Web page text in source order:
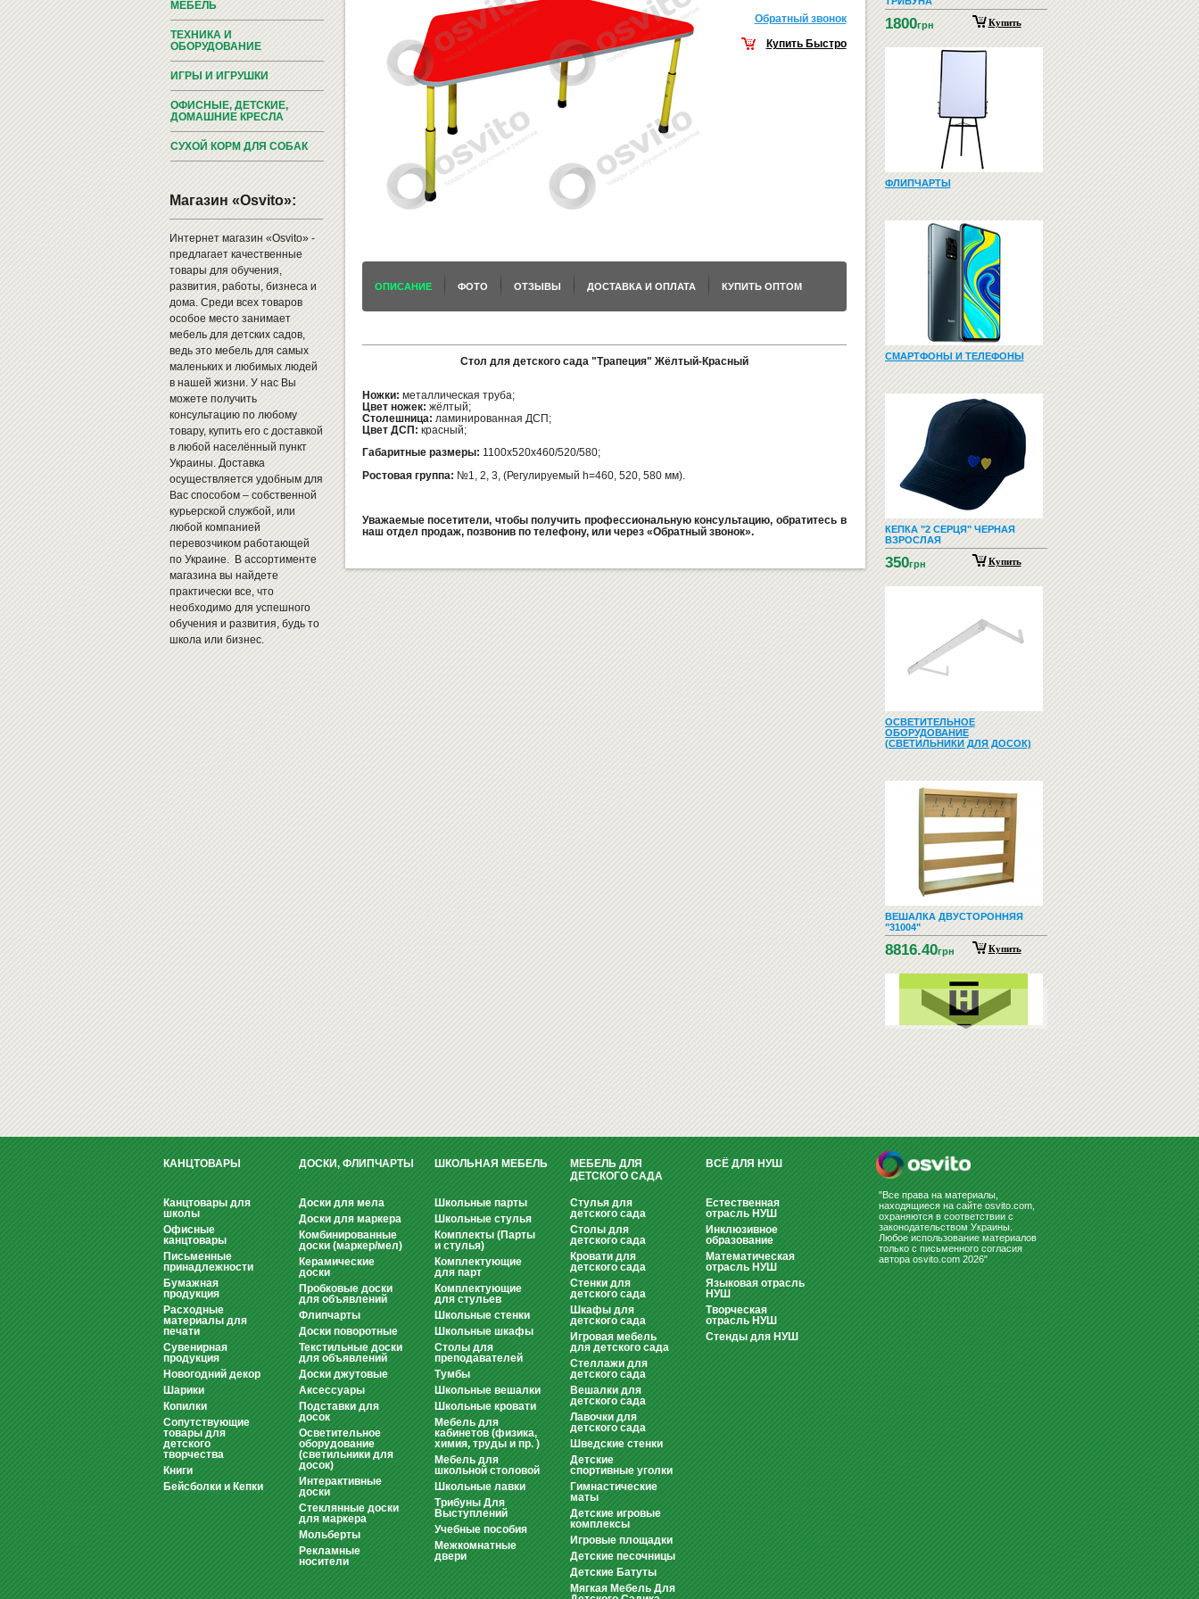
МЕБЕЛЬ
ТЕХНИКА И
ОБОРУДОВАНИЕ
ИГРЫ И ИГРУШКИ
ОФИСНЫЕ, ДЕТСКИЕ,
ДОМАШНИЕ КРЕСЛА
СУХОЙ КОРМ ДЛЯ СОБАК
Магазин «Osvito»:
Интернет магазин «Osvito» -
предлагает качественные
товары для обучения,
развития, работы, бизнеса и
дома. Среди всех товаров
особое место занимает
мебель для детских садов,
ведь это мебель для самых
маленьких и любимых людей
в нашей жизни. У нас Вы
можете получить
консультацию по любому
товару, купить его с доставкой
в любой населённый пункт
Украины. Доставка
осуществляется удобным для
Вас способом – собственной
курьерской службой, или
любой компанией
перевозчиком работающей
по Украине. В ассортименте
магазина вы найдете
практически все, что
необходимо для успешного
обучения и развития, будь то
школа или бизнес.
Обратный звонок
Купить Быстро
ОПИСАНИЕ ФОТО ОТЗЫВЫ ДОСТАВКА И ОПЛАТА КУПИТЬ ОПТОМ
Стол для детского сада "Трапеция" Жёлтый-Красный
Ножки: металлическая труба;
Цвет ножек: жёлтый;
Столешница: ламинированная ДСП;
Цвет ДСП: красный;
Габаритные размеры: 1100х520х460/520/580;
Ростовая группа: №1, 2, 3, (Регулируемый h=460, 520, 580 мм).
Уважаемые посетители, чтобы получить профессиональную консультацию, обратитесь в
наш отдел продаж, позвонив по телефону, или через «Обратный звонок».
1800грн Купить
ФЛИПЧАРТЫ
СМАРТФОНЫ И ТЕЛЕФОНЫ
КЕПКА "2 СЕРЦЯ" ЧЕРНАЯ
ВЗРОСЛАЯ
350грн Купить
ОСВЕТИТЕЛЬНОЕ
ОБОРУДОВАНИЕ
(СВЕТИЛЬНИКИ ДЛЯ ДОСОК)
ВЕШАЛКА ДВУСТОРОННЯЯ
"31004"
8816.40грн Купить
КАНЦТОВАРЫ
Канцтовары для
школы
Офисные
канцтовары
Письменные
принадлежности
Бумажная
продукция
Расходные
материалы для
печати
Сувенирная
продукция
Новогодний декор
Шарики
Копилки
Сопутствующие
товары для
детского
творчества
Книги
Бейсболки и Кепки
ДОСКИ, ФЛИПЧАРТЫ
Доски для мела
Доски для маркера
Комбинированные
доски (маркер/мел)
Керамические
доски
Пробковые доски
для объявлений
Флипчарты
Доски поворотные
Текстильные доски
для объявлений
Доски джутовые
Аксессуары
Подставки для
досок
Осветительное
оборудование
(светильники для
досок)
Интерактивные
доски
Стеклянные доски
для маркера
Мольберты
Рекламные
носители
ШКОЛЬНАЯ МЕБЕЛЬ
Школьные парты
Школьные стулья
Комплекты (Парты
и стулья)
Комплектующие
для парт
Комплектующие
для стульев
Школьные стенки
Школьные шкафы
Столы для
преподавателей
Тумбы
Школьные вешалки
Школьные кровати
Мебель для
кабинетов (физика,
химия, труды и пр. )
Мебель для
школьной столовой
Школьные лавки
Трибуны Для
Выступлений
Учебные пособия
Межкомнатные
двери
МЕБЕЛЬ ДЛЯ
ДЕТСКОГО САДА
Стулья для
детского сада
Столы для
детского сада
Кровати для
детского сада
Стенки для
детского сада
Шкафы для
детского сада
Игровая мебель
для детского сада
Стеллажи для
детского сада
Вешалки для
детского сада
Лавочки для
детского сада
Шведские стенки
Детские
спортивные уголки
Гимнастические
маты
Детские игровые
комплексы
Игровые площадки
Детские песочницы
Детские Батуты
Мягкая Мебель Для
ВСЁ ДЛЯ НУШ
Естественная
отрасль НУШ
Инклюзивное
образование
Математическая
отрасль НУШ
Языковая отрасль
НУШ
Творческая
отрасль НУШ
Стенды для НУШ
"Все права на материалы,
находящиеся на сайте osvito.com,
охраняются в соответствии с
законодательством Украины.
Любое использование материалов
только с письменного согласия
автора osvito.com 2026"